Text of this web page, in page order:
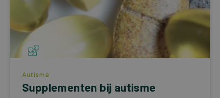
Autisme
Supplementen bij autisme